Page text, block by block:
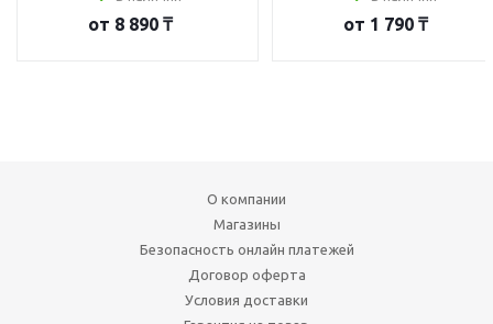
от 8 890 ₸ от 1 790 ₸
О компании
Магазины
Безопасность онлайн платежей
Договор оферта
Условия доставки